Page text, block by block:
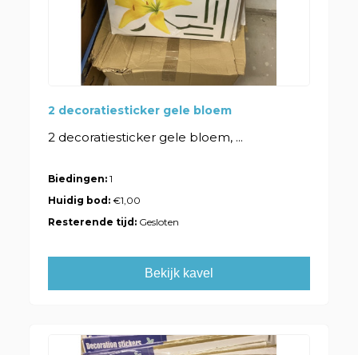
2 decoratiesticker gele bloem
2 decoratiesticker gele bloem, ...
Biedingen: 1
Huidig bod:€1,00
Resterende tijd: Gesloten
Bekijk kavel